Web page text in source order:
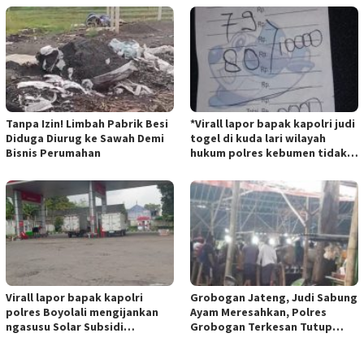
28 mei 2025
BANDUNG”.
Tanpa Izin! Limbah Pabrik Besi
Diduga Diurug ke Sawah Demi
Bisnis Perumahan
*Virall lapor bapak kapolri judi
togel di kuda lari wilayah
hukum polres kebumen tidak
Virall lapor bapak kapolri
polres Boyolali mengijankan
ngasusu Solar Subsidi
Grobogan Jateng, Judi Sabung
Ayam Meresahkan, Polres
Grobogan Terkesan Tutup